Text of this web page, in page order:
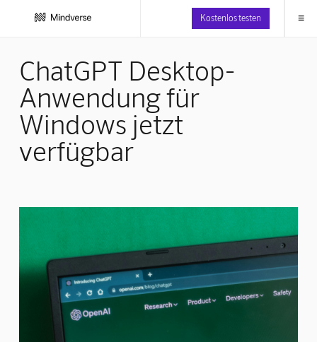
Kostenlos testen ≡
ChatGPT Desktop-
Anwendung für
Windows jetzt
verfügbar